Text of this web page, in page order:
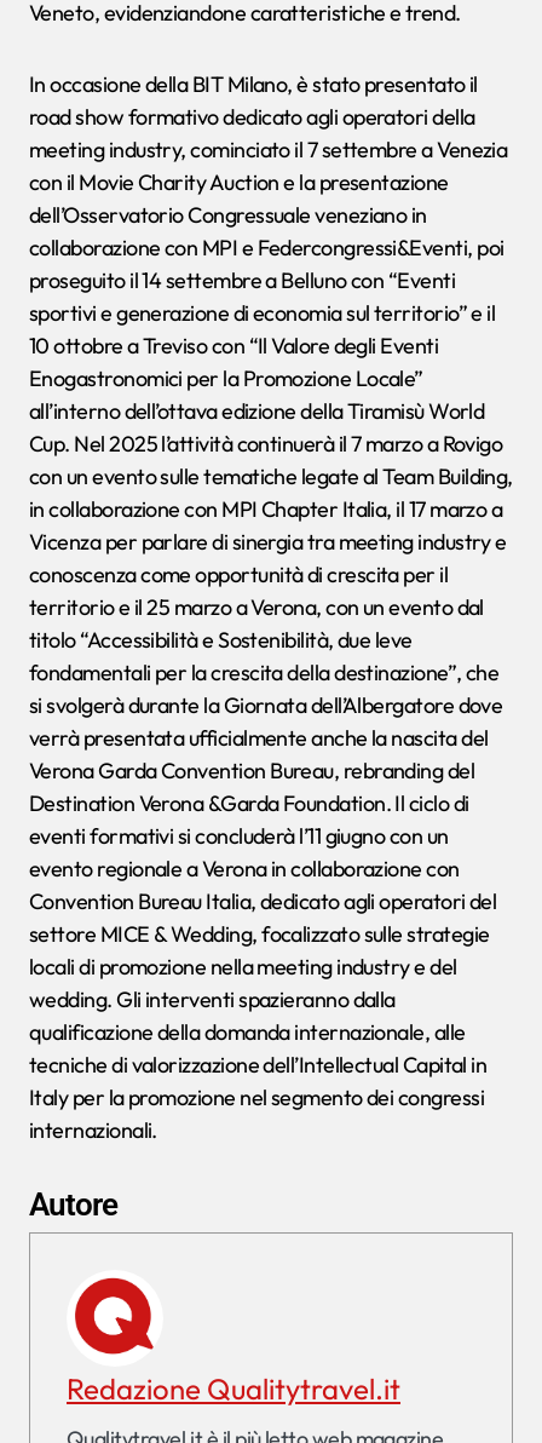
Veneto, evidenziandone caratteristiche e trend.
In occasione della BIT Milano, è stato presentato il
road show formativo dedicato agli operatori della
meeting industry, cominciato il 7 settembre a Venezia
con il Movie Charity Auction e la presentazione
dell’Osservatorio Congressuale veneziano in
collaborazione con MPI e Federcongressi&Eventi, poi
proseguito il 14 settembre a Belluno con “Eventi
sportivi e generazione di economia sul territorio” e il
10 ottobre a Treviso con “Il Valore degli Eventi
Enogastronomici per la Promozione Locale”
all’interno dell’ottava edizione della Tiramisù World
Cup. Nel 2025 l’attività continuerà il 7 marzo a Rovigo
con un evento sulle tematiche legate al Team Building,
in collaborazione con MPI Chapter Italia, il 17 marzo a
Vicenza per parlare di sinergia tra meeting industry e
conoscenza come opportunità di crescita per il
territorio e il 25 marzo a Verona, con un evento dal
titolo “Accessibilità e Sostenibilità, due leve
fondamentali per la crescita della destinazione”, che
si svolgerà durante la Giornata dell’Albergatore dove
verrà presentata ufficialmente anche la nascita del
Verona Garda Convention Bureau, rebranding del
Destination Verona &Garda Foundation. Il ciclo di
eventi formativi si concluderà l’11 giugno con un
evento regionale a Verona in collaborazione con
Convention Bureau Italia, dedicato agli operatori del
settore MICE & Wedding, focalizzato sulle strategie
locali di promozione nella meeting industry e del
wedding. Gli interventi spazieranno dalla
qualificazione della domanda internazionale, alle
tecniche di valorizzazione dell’Intellectual Capital in
Italy per la promozione nel segmento dei congressi
internazionali.
Autore
Redazione Qualitytravel.it